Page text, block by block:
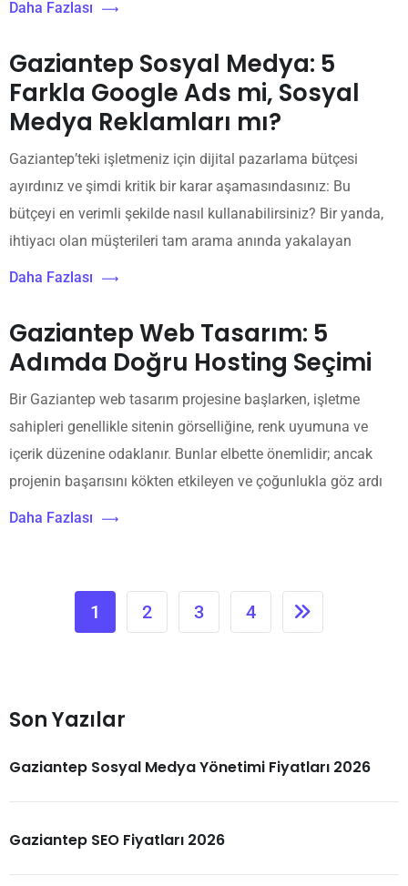
Daha Fazlası
Gaziantep Sosyal Medya: 5
Farkla Google Ads mi, Sosyal
Medya Reklamları mı?
Gaziantep’teki işletmeniz için dijital pazarlama bütçesi
ayırdınız ve şimdi kritik bir karar aşamasındasınız: Bu
bütçeyi en verimli şekilde nasıl kullanabilirsiniz? Bir yanda,
ihtiyacı olan müşterileri tam arama anında yakalayan
Daha Fazlası
Gaziantep Web Tasarım: 5
Adımda Doğru Hosting Seçimi
Bir Gaziantep web tasarım projesine başlarken, işletme
sahipleri genellikle sitenin görselliğine, renk uyumuna ve
içerik düzenine odaklanır. Bunlar elbette önemlidir; ancak
projenin başarısını kökten etkileyen ve çoğunlukla göz ardı
Daha Fazlası
1 2 3 4
Son Yazılar
Gaziantep Sosyal Medya Yönetimi Fiyatları 2026
Gaziantep SEO Fiyatları 2026